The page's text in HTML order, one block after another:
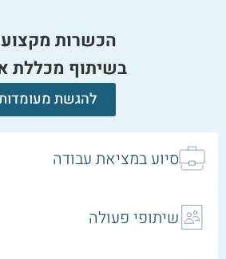
הכשרות
בשיתוף מכללת
להגשת
סיוע במציאת עבודה
שיתופי פעולה